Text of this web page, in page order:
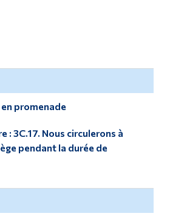
promenade
: 3C.17. Nous circulerons à
pendant la durée de